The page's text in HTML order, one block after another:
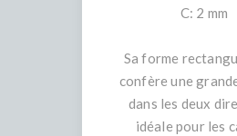
C: 2 mm
Sa forme
confère une
dans les deux
idéale pour les